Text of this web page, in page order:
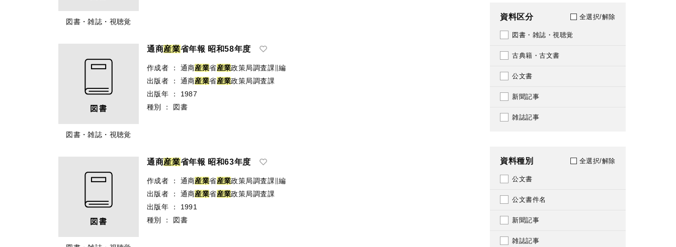
図書・雑誌・視聴覚
図書・雑誌・視聴覚
通商産業省年報 昭和58年度
作成者 ： 通商産業省産業政策局調査課∥編
出版者
： 通商産業省産業政策局調査課
出版年
：
1987
種別
： 図書
通商産業省年報 昭和63年度
作成者 ： 通商産業省産業政策局調査課∥編
出版者
： 通商産業省産業政策局調査課
出版年
：
1991
種別
： 図書
資料区分 全選択/解除
図書・雑誌・視聴覚
古典籍・古文書
公文書
新聞記事
雑誌記事
資料種別 全選択/解除
公文書
公文書件名
新聞記事
雑誌記事